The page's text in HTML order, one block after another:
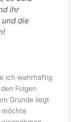
ihr
die
ich wahrhaftig
Folgen
Grunde liegt
möchte